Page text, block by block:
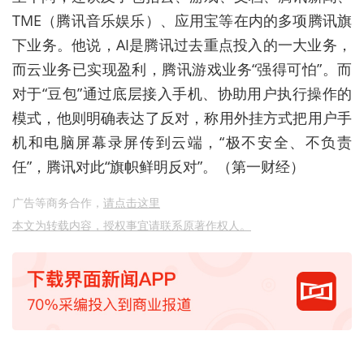
TME（腾讯音乐娱乐）、应用宝等在内的多项腾讯旗
下业务。他说，AI是腾讯过去重点投入的一大业务，
而云业务已实现盈利，腾讯游戏业务“强得可怕”。而
对于“豆包”通过底层接入手机、协助用户执行操作的
模式，他则明确表达了反对，称用外挂方式把用户手
机和电脑屏幕录屏传到云端，“极不安全、不负责
任”，腾讯对此“旗帜鲜明反对”。（第一财经）
广告等商务合作， 请点击这里
本文为转载内容，授权事宜请联系原著作权人。